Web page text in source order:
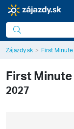
Zájazdy.sk First Minute
First Minute
2027